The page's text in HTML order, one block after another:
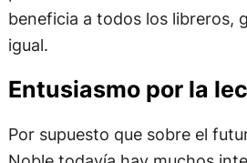
beneficia a todos los libreros,
igual.
Entusiasmo por la
Por supuesto que sobre el